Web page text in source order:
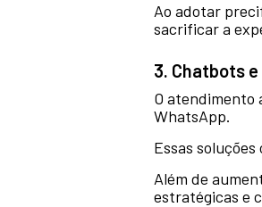
Ao adotar
sacrificar a
3. Chatbots
O atendimento
WhatsApp.
Essas
Além de
estratégicas e